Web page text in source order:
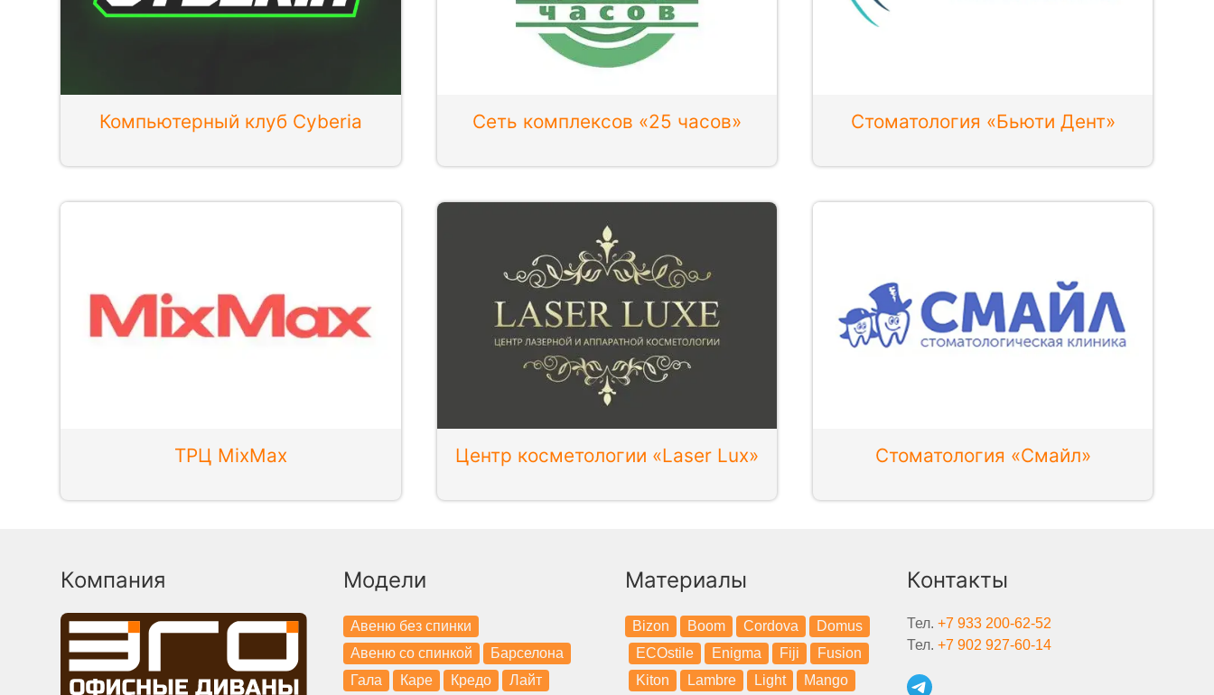
Компьютерный клуб Cyberia Сеть комплексов «25 часов» Стоматология «Бьюти Дент»
ТРЦ MixMax Центр косметологии «Laser Lux» Стоматология «Смайл»
Компания Модели
Авеню без спинки
Авеню со спинкой
Барселона
Гала
Каре Кредо Лайт
Материалы
Bizon Boom Cordova
Domus
ECOstile
Enigma Fiji
Fusion
Kiton
Lambre Light Mango
Контакты
Тел.+7 933 200-62-52
Тел.+7 902 927-60-14